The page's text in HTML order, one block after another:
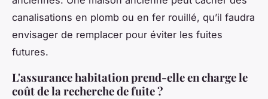
canalisations en plomb ou en fer rouillé, qu’il faudra
envisager de remplacer pour éviter les fuites
futures.
L'assurance habitation prend-elle en charge le
coût de la recherche de fuite ?